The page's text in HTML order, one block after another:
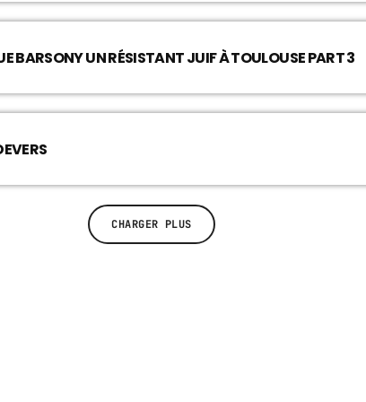
BARSONY UN RÉSISTANT JUIF À TOULOUSE PART 3
CHARGER PLUS